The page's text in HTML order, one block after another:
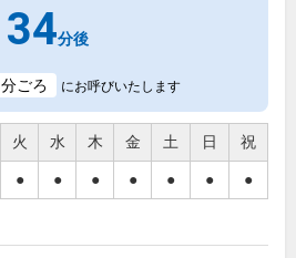
34分後
分ごろ にお呼びいたします
火 水 木 金 土 日 祝
● ● ● ● ● ● ●